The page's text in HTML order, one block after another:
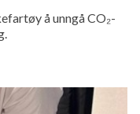
å unngå CO₂-